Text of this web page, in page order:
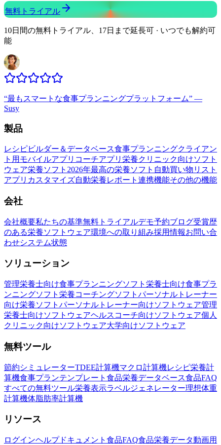
無料トライアル
10日間の無料トライアル、17日まで延長可 · いつでも解約可
能
“最もスマートな食事プランニングプラットフォーム” —
Susy
製品
レシピビルダー＆データベース食事プランニングクライアン
ト用モバイルアプリ コーチアプリ 栄養クリニック向けソフト
ウェア栄養ソフト 2026年最高の栄養ソフト 自動買い物リスト
アプリカスタマイズ自動栄養レポート 連携機能その他の機能
会社
会社概要私たちの基準無料トライアルデモ予約ブログ受賞歴
のある栄養ソフトウェア環境への取り組み採用情報お問い合
わせシステム状態
ソリューション
管理栄養士向け食事プランニングソフト 栄養士向け食事プラ
ンニングソフト 栄養コーチングソフト パーソナルトレーナー
向け栄養ソフト パーソナルトレーナー向けソフトウェア管理
栄養士向けソフトウェアヘルスコーチ向けソフトウェア個人
クリニック向けソフトウェア大学向けソフトウェア
無料ツール
節約シミュレーターTDEE計算機マクロ計算機レシピ栄養計
算機食事プランテンプレート 食品栄養データベース食品FAQ
すべての無料ツール栄養表示ラベルジェネレーター理想体重
計算機体脂肪率計算機
リソース
ログインヘルプドキュメント 食品FAQ食品栄養データ動画用